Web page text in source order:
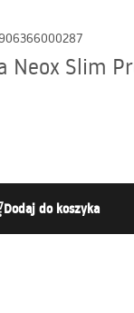
Neox Slim
Dodaj do koszyka